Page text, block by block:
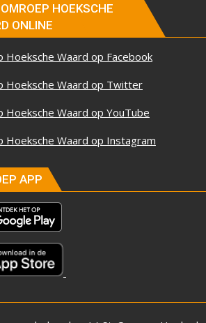
HOEKSCHE
ONLINE
Hoeksche Waard op Facebook
Hoeksche Waard op Twitter
Hoeksche Waard op YouTube
Hoeksche Waard op Instagram
APP